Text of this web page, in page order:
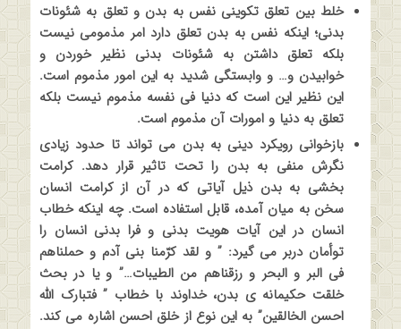
خلط بین تعلق تکوینی نفس به بدن و تعلق به شئونات
بدنی؛ اینکه نفس به بدن تعلق دارد امر مذمومی نیست
بلکه تعلق داشتن به شئونات بدنی نظیر خوردن و
خوابیدن و… و وابستگی شدید به این امور مذموم است.
این نظیر این است که دنیا فی نفسه مذموم نیست بلکه
تعلق به دنیا و امورات آن مذموم است.
بازخوانی رویکرد دینی به بدن می تواند تا حدود زیادی
نگرش منفی به بدن را تحت تاثیر قرار دهد. کرامت
بخشی به بدن ذیل آیاتی که در آن از کرامت انسان
سخن به میان آمده، قابل استفاده است. چه اینکه خطاب
انسان در این آیات هویت بدنی و فرا بدنی انسان را
توأمان دربر می گیرد: ” و لقد کرّمنا بنی آدم و حملناهم
فی البر و البحر و رزقناهم من الطیبات…” و یا در بحث
خلقت حکیمانه ی بدن، خداوند با خطاب ” فتبارک الله
احسن الخالقین” به این نوع از خلق احسن اشاره می کند.